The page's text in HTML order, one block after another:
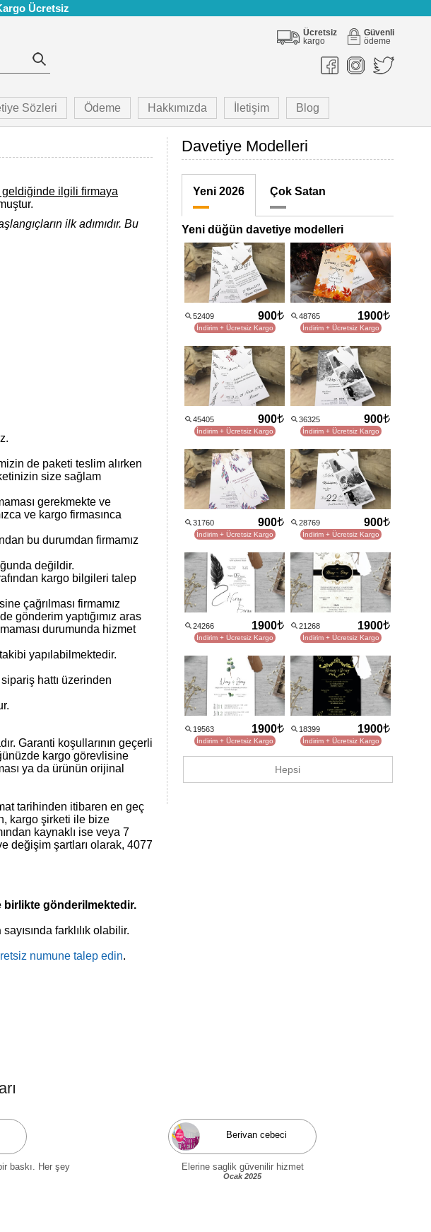
Ücretsiz
Güvenli
ödeme
Ücretsiz
kargo
Sözleri Ödeme Hakkımızda İletişim Blog
geldiğinde ilgili firmaya
ilk adımıdır. Bu
de paketi teslim alırken
size sağlam
gerekmekte ve
ve kargo firmasınca
bu durumdan firmamız
değildir.
kargo bilgileri talep
çağrılması firmamız
gönderim yaptığımız aras
durumunda hizmet
yapılabilmektedir.
hattı üzerinden
Garanti koşullarının geçerli
kargo görevlisine
ya da ürünün orijinal
tarihinden itibaren en geç
kargo şirketi ile bize
kaynaklı ise veya 7
değişim şartları olarak, 4077
birlikte gönderilmektedir.
sayısında farklılık olabilir.
numune talep edin.
Davetiye Modelleri
Yeni 2026 Çok Satan
Yeni düğün davetiye modelleri
52409 900
İndirim + Ücretsiz Kargo
48765 1900
İndirim + Ücretsiz Kargo
45405 900
İndirim + Ücretsiz Kargo
36325 900
İndirim + Ücretsiz Kargo
31760 900
İndirim + Ücretsiz Kargo
28769 900
İndirim + Ücretsiz Kargo
24266 1900
İndirim + Ücretsiz Kargo
21268 1900
İndirim + Ücretsiz Kargo
19563 1900
İndirim + Ücretsiz Kargo
18399 1900
İndirim + Ücretsiz Kargo
Hepsi
baskı. Her şey
Berivan cebeci
Elerine saglik güvenilir hizmet
Ocak 2025